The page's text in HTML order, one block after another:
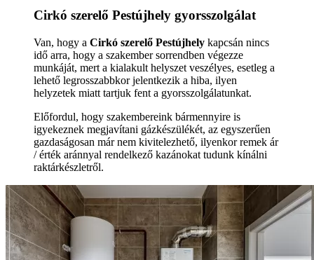
Cirkó szerelő Pestújhely gyorsszolgálat
Van, hogy a Cirkó szerelő Pestújhely kapcsán nincs
idő arra, hogy a szakember sorrendben végezze
munkáját, mert a kialakult helyszet veszélyes, esetleg a
lehető legrosszabbkor jelentkezik a hiba, ilyen
helyzetek miatt tartjuk fent a gyorsszolgálatunkat.
Előfordul, hogy szakembereink bármennyire is
igyekeznek megjavítani gázkészülékét, az egyszerűen
gazdaságosan már nem kivitelezhető, ilyenkor remek ár
/ érték aránnyal rendelkező kazánokat tudunk kínálni
raktárkészletről.